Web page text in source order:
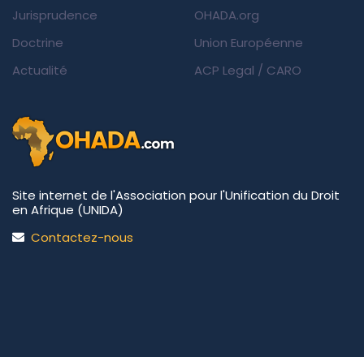
Jurisprudence
Doctrine
Actualité
OHADA.org
Union Européenne
ACP Legal / CARO
Site internet de l'Association pour l'Unification du Droit
en Afrique (UNIDA)
Contactez-nous